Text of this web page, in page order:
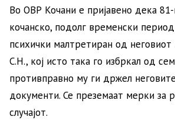
Во ОВР Кочани е пријавено дека
кочанско, подолг временски
психички малтретиран од
С.Н., кој исто така го избркал од
противправно му ги држел
документи. Се преземаат мерки за
случајот.